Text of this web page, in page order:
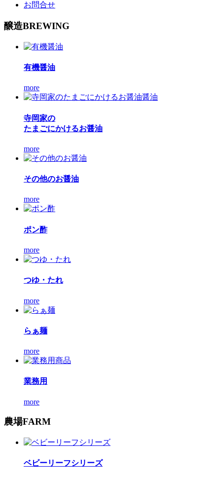
お問合せ
醸造BREWING
有機醤油
more
寺岡家の
たまごにかけるお醤油
more
その他のお醤油
more
ポン酢
more
つゆ・たれ
more
らぁ麺
more
業務用
more
農場FARM
ベビーリーフシリーズ